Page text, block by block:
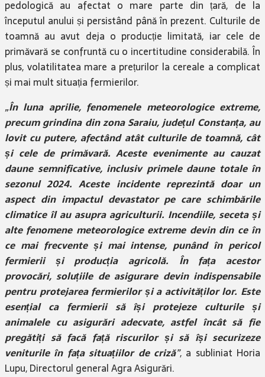
pedologică au afectat o mare parte din țară, de la
începutul anului și persistând până în prezent. Culturile de
toamnă au avut deja o producție limitată, iar cele de
primăvară se confruntă cu o incertitudine considerabilă. În
plus, volatilitatea mare a prețurilor la cereale a complicat
și mai mult situația fermierilor.
„În luna aprilie, fenomenele meteorologice extreme,
precum grindina din zona Saraiu, județul Constanța, au
lovit cu putere, afectând atât culturile de toamnă, cât
și cele de primăvară. Aceste evenimente au cauzat
daune semnificative, inclusiv primele daune totale în
sezonul 2024. Aceste incidente reprezintă doar un
aspect din impactul devastator pe care schimbările
climatice îl au asupra agriculturii. Incendiile, seceta și
alte fenomene meteorologice extreme devin din ce în
ce mai frecvente și mai intense, punând în pericol
fermierii și producția agricolă. În fața acestor
provocări, soluțiile de asigurare devin indispensabile
pentru protejarea fermierilor și a activităților lor. Este
esențial ca fermierii să își protejeze culturile și
animalele cu asigurări adecvate, astfel încât să fie
pregătiți să facă față riscurilor și să își securizeze
veniturile în fața situațiilor de criză”, a subliniat Horia
Lupu, Directorul general Agra Asigurări.